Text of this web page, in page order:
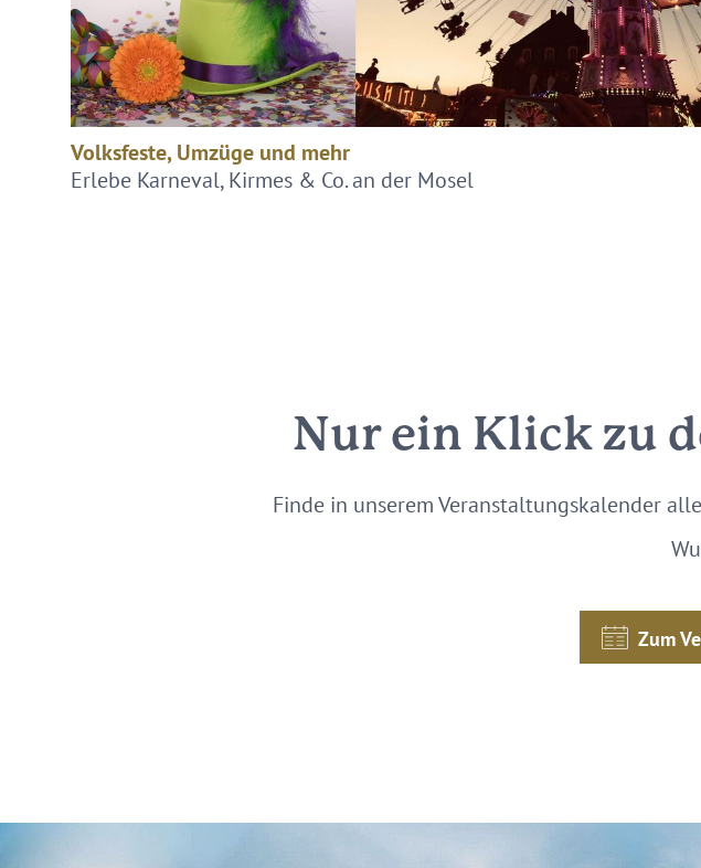
Volksfeste, Umzüge und mehr
Erlebe Karneval, Kirmes & Co. an der Mosel
Nur ein Klick zu
Finde in unserem Veranstaltungskalender
Zum